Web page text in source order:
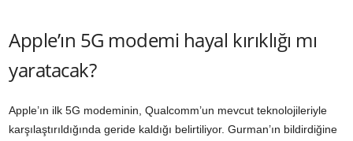
Apple’ın 5G modemi hayal kırıklığı mı
yaratacak?
Apple’ın ilk 5G modeminin, Qualcomm’un mevcut teknolojileriyle
karşılaştırıldığında geride kaldığı belirtiliyor. Gurman’ın bildirdiğine